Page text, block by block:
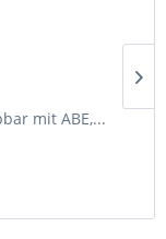
mit ABE,...